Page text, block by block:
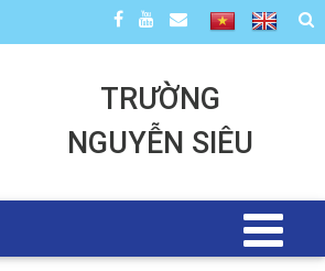
TRƯỜNG
NGUYỄN SIÊU